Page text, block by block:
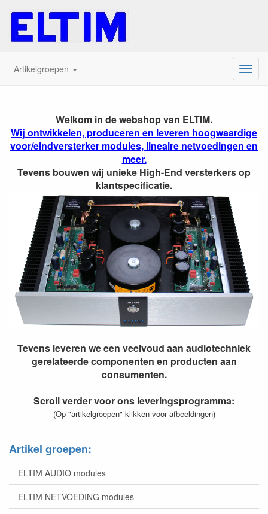
Artikelgroepen Menu
Welkom in de webshop van ELTIM.
Wij ontwikkelen, produceren en leveren hoogwaardige
voor/eindversterker modules, lineaire netvoedingen en
meer.
Tevens bouwen wij unieke High-End versterkers op
klantspecificatie.
Tevens leveren we een veelvoud aan audiotechniek
gerelateerde componenten en producten aan
consumenten.
Scroll verder voor ons leveringsprogramma:
(Op "artikelgroepen" klikken voor afbeeldingen)
Artikel groepen:
ELTIM AUDIO modules
ELTIM NETVOEDING modules